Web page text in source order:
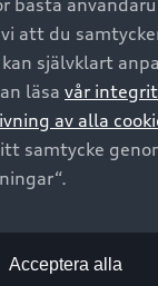
din Audi
ned - Hur
serviceverkstad
All Rights
Juridiskt Audi AG
Giveaway
för cookies
bästa
att du
självklart
läsa vår
av alla
samtycke
Acceptera alla